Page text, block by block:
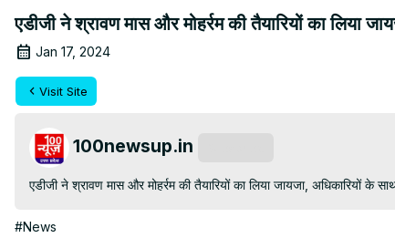
एडीजी ने श्रावण मास और मोहर्रम की तैयारियों का लिया
Jan 17, 2024
Visit Site
100newsup.in
एडीजी ने श्रावण मास और मोहर्रम की तैयारियों का लिया जायजा, अधिकारियों के
#News